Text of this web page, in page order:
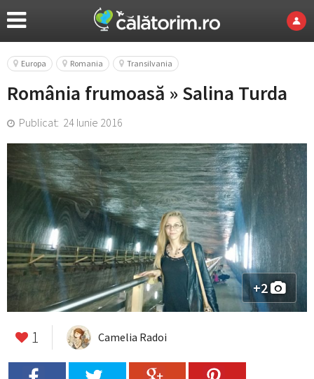
Europa Romania Transilvania
România frumoasă » Salina Turda
Publicat: 24 Iunie 2016
+2
1 Camelia Radoi